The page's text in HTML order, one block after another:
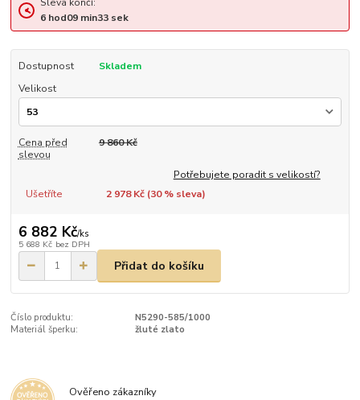
6hod09min33sek
Dostupnost
Skladem
Velikost
Cena před
slevou
9 860 Kč
Potřebujete poradit s velikostí?
Ušetříte
2 978 Kč (30% sleva)
6 882 Kč/ks
5 688 Kč bez DPH
Přidat do košíku
Číslo produktu:
N5290-585/1000
Materiál šperku:
žluté zlato
Ověřeno zákazníky